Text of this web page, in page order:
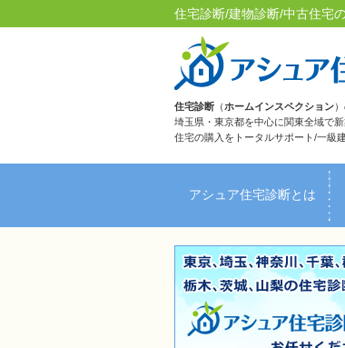
住宅診断/建物診断/中古住宅
住宅診断 （ ホームインスペクション
埼玉県・東京都を中心に関東全域で
住宅の購入をトータルサポート/一級
アシュア住宅診断とは
ＦＡＱ